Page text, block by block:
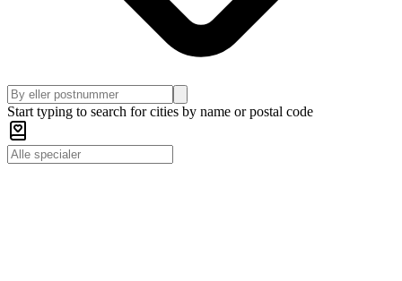
Start typing to search for cities by name or postal code